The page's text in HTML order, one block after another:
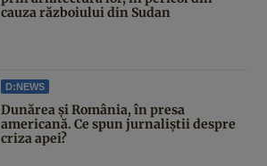
cauza războiului din Sudan
D:NEWS
Dunărea și România, în presa
americană. Ce spun jurnaliștii despre
criza apei?